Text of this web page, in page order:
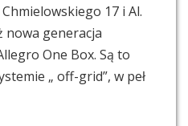
17 i Al.
nowa generacja
One Box. Są to
„ off-grid”, w peł